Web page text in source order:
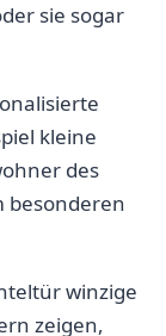
‍sie sogar
​kleine
des
⁢besonderen⁢
winzige
zeigen,